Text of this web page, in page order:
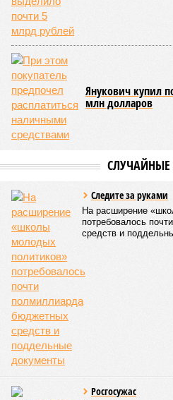
предвыборного списка которой
другие. Хотя, возможно, ответ
собственном опыте знает, что
каких сил это требует, и как
создавалось годами. И как
восстанавливать.
Александр Моор, губернатор
Готовится к отставке?
В Тюмени беда – в разгар лета
России осталась без воды.
нельзя не то что пить, даже для
получается – текущая из крана
яйцами.
Причиной ухудшения качества
снижение уровня кислорода в
водозабор. Но возмущает
катаклизм. Первые жалобы на
ещё в середине июля. Однако,
проблему, власти традиционно
местного филиала